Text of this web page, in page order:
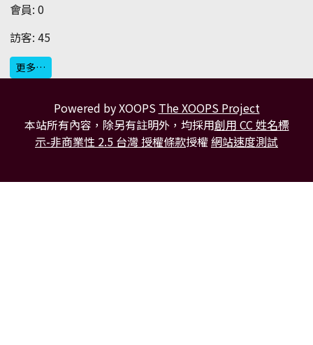
會員: 0
訪客: 45
更多…
Powered by XOOPS The XOOPS Project
本站所有內容，除另有註明外，均採用創用 CC 姓名標
示-非商業性 2.5 台灣 授權條款授權網站速度測試